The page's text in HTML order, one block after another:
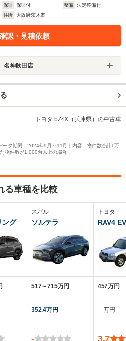
保証
保証付 整備
法定整備付
住所
大阪府茨木市
認・見積依頼
名神吹田店
トヨタ bZ4X（兵庫県）の中古車
ータ期間：2024年9月～11月｜内容：物件数合計1万
物件数が1,000台以上の場合
る車種を比較
ング
スバル
ソルテラ
517～715万円
352.4万円
-
トヨタ
RAV4 EV
457万円
‐‐‐万円
3.7